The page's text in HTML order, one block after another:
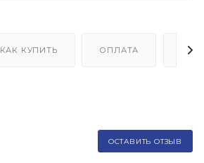
КАК КУПИТЬ ОПЛАТА
ОСТАВИТЬ ОТЗЫВ